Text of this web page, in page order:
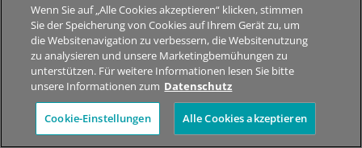
Drei
Spusu
A1
bob
Wenn Sie auf „Alle Cookies akzeptieren“ klicken, stimmen
Sie der Speicherung von Cookies auf Ihrem Gerät zu, um
die Websitenavigation zu verbessern, die Websitenutzung
zu analysieren und unsere Marketingbemühungen zu
unterstützen. Für weitere Informationen lesen Sie bitte
unsere Informationen zum Datenschutz
Cookie-Einstellungen Alle Cookies akzeptieren